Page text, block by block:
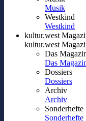
Musik
Westkind
Westkind
kultur.west
kultur.west
Das
Das
Dossiers
Dossiers
Archiv
Archiv
Sonderhefte
Sonderhefte